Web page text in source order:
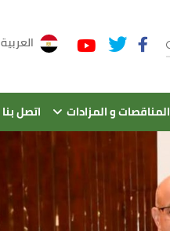
العربية
المناقصات و المزادات اتصل بنا